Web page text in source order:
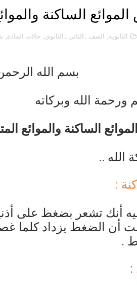
التساهمية
كتاب ( أربعون 40 ) - أحمد الشقيري
الساكنة
الثانوية, الصف _الثاني _الثانوي, حالات المادة,
بسم الله
ورحمة الله وبركاته
الساكنة والموائع
الله ..
:
أنك تشعر بضغط على
أن الضغط يزداد كلما
.
: